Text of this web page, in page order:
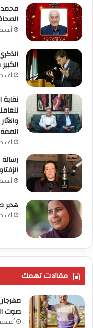
و تهيب وزارة التنمية
سرعة التقدم بطلبات
من خلال المنصة
nplr.estrdad.gov.eg
محمد
أغسطس
أغسطس
الصفة
أغسطس
أغسطس
هدير
أغسطس
مقالات تهمك
صوت
أغسطس 9,